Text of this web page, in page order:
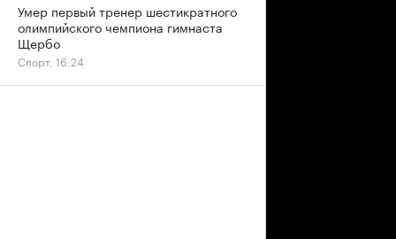
Умер первый тренер шестикратного
олимпийского чемпиона гимнаста
Щербо
Спорт, 16:24